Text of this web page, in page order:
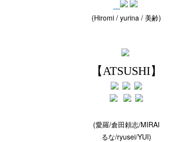
(Hiromi / yurina / 美齢)
【ATSUSHI】
(愛羅/倉田頼志/MIRAI
るな/ryusei/YUI)